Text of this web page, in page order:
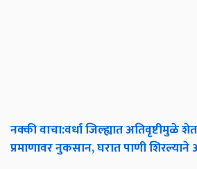
नक्कीवाचा:वर्धाजिल्ह्यातअतिवृष्टीमुळे
प्रमाणावरनुकसान,घरातपाणीशिरल्याने